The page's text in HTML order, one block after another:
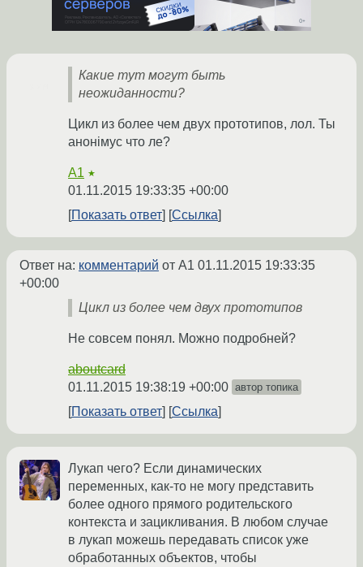
Какие тут могут быть
неожиданности?
Цикл из более чем двух прототипов, лол. Ты
анонiмус что ле?
A1 ★
01.11.2015 19:33:35 +00:00
Показать ответ
Ссылка
Ответ на: комментарий от A1 01.11.2015 19:33:35
+00:00
Цикл из более чем двух прототипов
Не совсем понял. Можно подробней?
aboutcard
01.11.2015 19:38:19 +00:00 автор топика
Показать ответ Ссылка
Лукап чего? Если динамических
переменных, как-то не могу представить
более одного прямого родительского
контекста и зацикливания. В любом случае
в лукап можешь передавать список уже
обработанных объектов, чтобы